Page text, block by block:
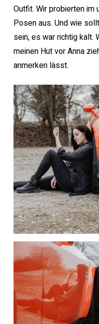
Outfit. Wir probierten
Posen aus. Und wie
sein, es war richtig kalt.
meinen Hut vor Anna
anmerken lässt.